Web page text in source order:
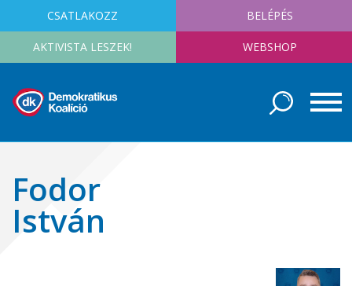
CSATLAKOZZ BELÉPÉS
AKTIVISTA LESZEK! WEBSHOP
Fodor
István